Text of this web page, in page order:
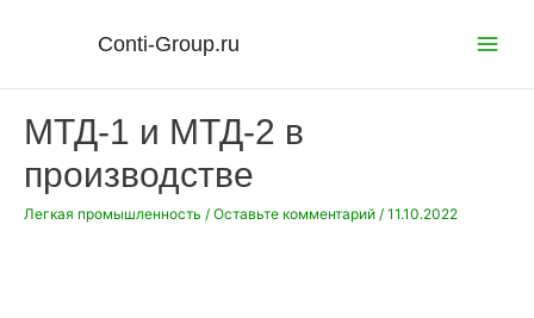
Conti-Group.ru
МТД-1 и МТД-2 в
производстве
Легкая промышленность / Оставьте комментарий / 11.10.2022